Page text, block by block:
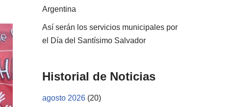
Argentina
Así serán los servicios municipales por
el Día del Santísimo Salvador
Historial de Noticias
agosto 2026 (20)